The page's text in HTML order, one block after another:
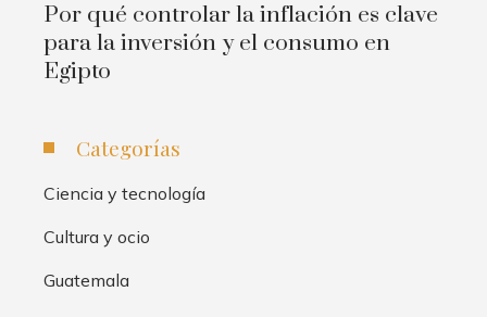
Por qué controlar la inflación es clave
para la inversión y el consumo en
Egipto
Categorías
Ciencia y tecnología
Cultura y ocio
Guatemala